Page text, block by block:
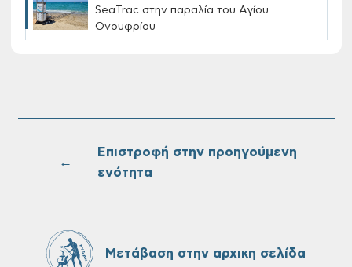
SeaTrac στην παραλία του Αγίου
Ονουφρίου
πίνακες της προκήρυξης ΣΟΧ 3/2026 του
πρόσληψη προσωπικού με σχέση
σχολικών μονάδων
←
Επιστροφή στην προηγούμενη
ενότητα
Μετάβαση στην αρχικη σελίδα